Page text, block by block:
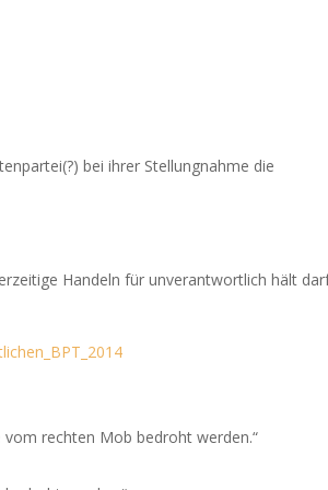
bei ihrer Stellungnahme die
Handeln für unverantwortlich hält
vom rechten Mob bedroht werden.“